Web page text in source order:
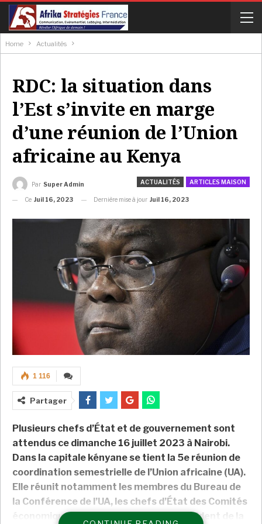
Home Actualités
RDC: la situation dans
l’Est s’invite en marge
d’une réunion de l’Union
africaine au Kenya
ACTUALITÉS ARTICLES MAISON
Par Super Admin
Ce Juil 16, 2023 Dernière mise à jour Juil 16, 2023
1 116
Partager
Plusieurs chefs d’État et de gouvernement sont
attendus ce dimanche 16 juillet 2023 à Nairobi.
Dans la capitale kényane se tient la 5e réunion de
coordination semestrielle de l’Union africaine (UA).
Elle réunit notamment les membres du Bureau de
la Conférence de l’UA, les chefs d’État des Comités
économiques régionaux (CER) et le président de la